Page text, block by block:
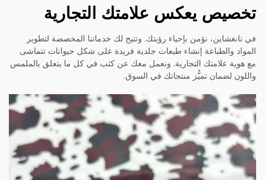
تخصيص يعكس علامتك التجارية
في تانغشاين، نؤمن بإحياء رؤيتك. وتتيح لك خدماتنا المخصصة لتطوير
المواد والطباعة إنشاء طبعات جلدية فريدة على شكل حيوانات تتماشى
مع هوية علامتك التجارية. ونعمل معك عن كثب في كل ما يتعلق بالملمس
واللون لضمان تميُّز منتجاتك في السوق.